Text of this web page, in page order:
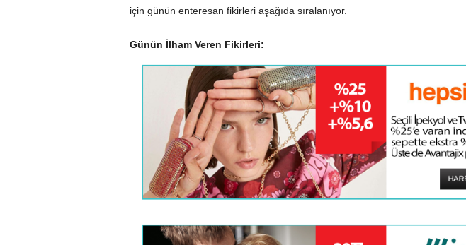
için günün enteresan fikirleri aşağıda sıralanıyor.
Günün İlham Veren Fikirleri: